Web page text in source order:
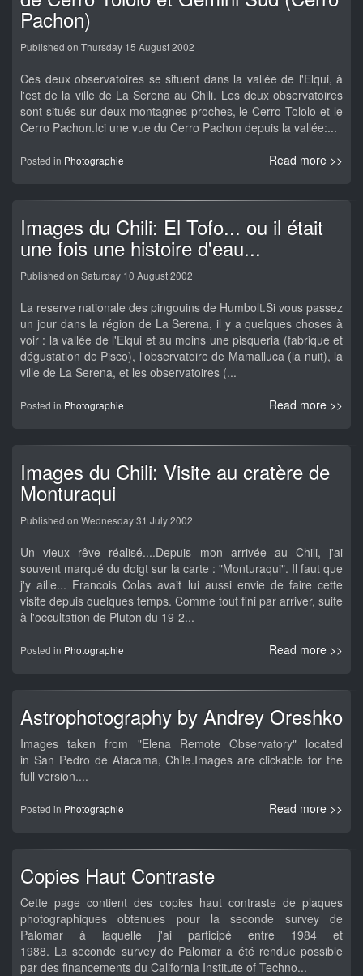
Pachon)
Published on Thursday 15 August 2002
Ces deux observatoires se situent dans la vallée de l'Elqui, à
l'est de la ville de La Serena au Chili. Les deux observatoires
sont situés sur deux montagnes proches, le Cerro Tololo et le
Cerro Pachon.Ici une vue du Cerro Pachon depuis la vallée:...
Read more >>
Posted in Photographie
Images du Chili: El Tofo... ou il était
une fois une histoire d'eau...
Published on Saturday 10 August 2002
La reserve nationale des pingouins de Humbolt.Si vous passez
un jour dans la région de La Serena, il y a quelques choses à
voir : la vallée de l'Elqui et au moins une pisqueria (fabrique et
dégustation de Pisco), l'observatoire de Mamalluca (la nuit), la
ville de La Serena, et les observatoires (...
Read more >>
Posted in Photographie
Images du Chili: Visite au cratère de
Monturaqui
Published on Wednesday 31 July 2002
Un vieux rêve réalisé....Depuis mon arrivée au Chili, j'ai
souvent marqué du doigt sur la carte : "Monturaqui". Il faut que
j'y aille... Francois Colas avait lui aussi envie de faire cette
visite depuis quelques temps. Comme tout fini par arriver, suite
à l'occultation de Pluton du 19-2...
Read more >>
Posted in Photographie
Astrophotography by Andrey Oreshko
Images taken from "Elena Remote Observatory" located
in San Pedro de Atacama, Chile.Images are clickable for the
full version....
Read more >>
Posted in Photographie
Copies Haut Contraste
Cette page contient des copies haut contraste de plaques
photographiques obtenues pour la seconde survey de
Palomar à laquelle j'ai participé entre 1984 et
1988. La seconde survey de Palomar a été rendue possible
par des financements du California Institute of Techno...